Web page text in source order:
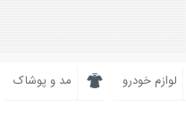
لوازم خودرو مد و پوشاک